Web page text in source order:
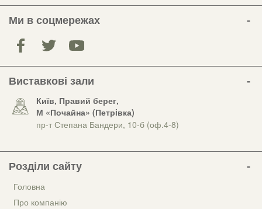
Ми в соцмережах
Виставкові зали
Київ, Правий берег,
М «Почайна» (Петрiвка)
пр-т Степана Бандери, 10-б (оф.4-8)
Розділи сайту
Головна
Про компанію